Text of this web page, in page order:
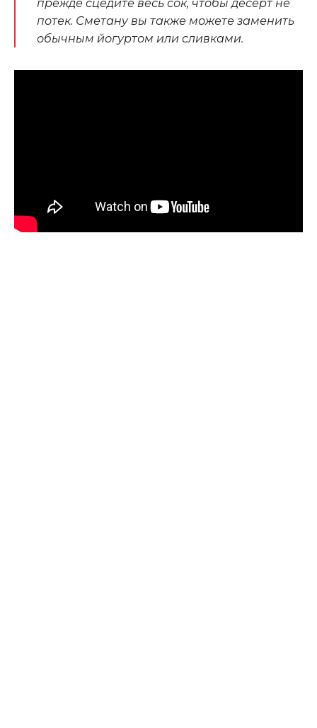
прежде сцедите весь сок, чтобы десерт не
потек. Сметану вы также можете заменить
обычным йогуртом или сливками.